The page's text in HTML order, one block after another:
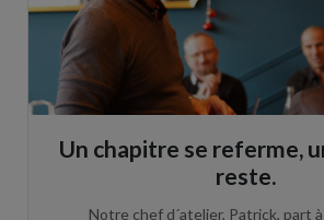
Un chapitre se referme,
reste.
Notre chef d´atelier, Patrick, part